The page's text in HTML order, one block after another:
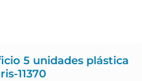
5 unidades plástica
11370